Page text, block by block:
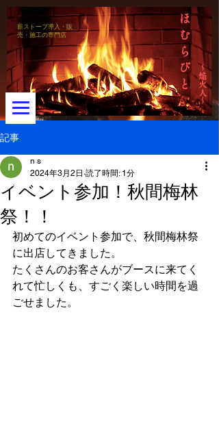
メニュー
薪ストーブ導入・販
売・施工の専門店
ほ
む
ら
び
と
～焔火人～
記事
イベント参加！秋間梅林
祭！！
n s
2024年3月2日 読了時間: 1分
初めてのイベント参加で、秋間梅林祭
に出店してきました。
たくさんのお客さんがブースに来てく
れて忙しくも、すごく楽しい時間を過
ごせました。